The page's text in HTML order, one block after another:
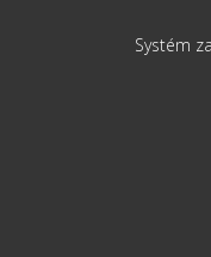
Systém